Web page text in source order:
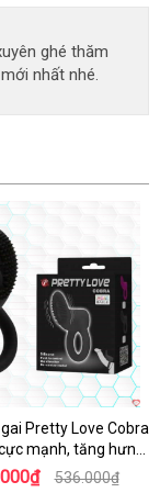
ghé thăm
nhất nhé.
Pretty Love Cobra
mạnh, tăng hưng
phấn 536.000₫